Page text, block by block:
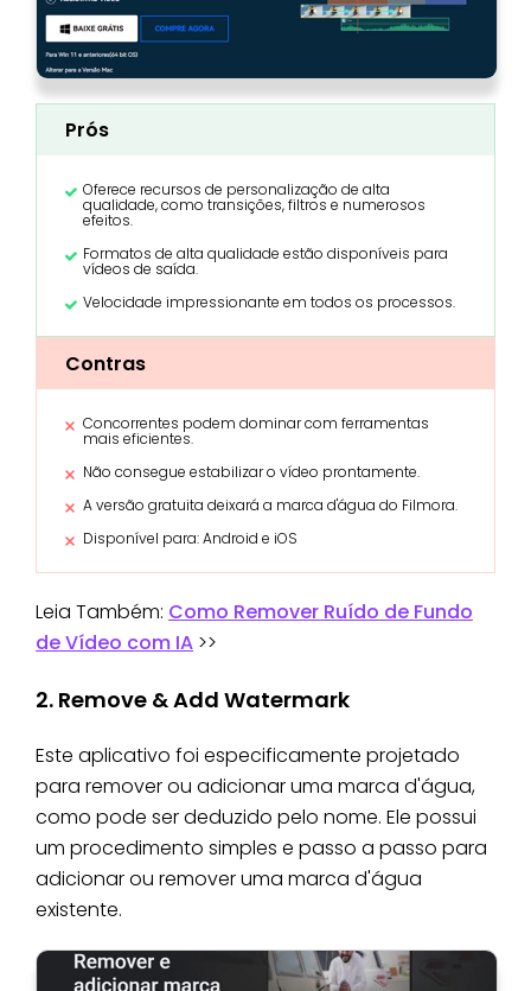
Prós
Oferece recursos de personalização de alta
qualidade, como transições, filtros e numerosos
efeitos.
Formatos de alta qualidade estão disponíveis para
vídeos de saída.
Velocidade impressionante em todos os processos.
Contras
Concorrentes podem dominar com ferramentas
mais eficientes.
Não consegue estabilizar o vídeo prontamente.
A versão gratuita deixará a marca d'água do Filmora.
Disponível para: Android e iOS
Leia Também: Como Remover Ruído de Fundo
de Vídeo com IA >>
2. Remove & Add Watermark
Este aplicativo foi especificamente projetado
para remover ou adicionar uma marca d'água,
como pode ser deduzido pelo nome. Ele possui
um procedimento simples e passo a passo para
adicionar ou remover uma marca d'água
existente.